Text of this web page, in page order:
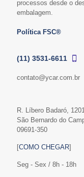
processos desde o
embalagem.
Política FSC®
(11) 3531-6611
contato@ycar.com.br
R. Líbero Badaró,
São Bernardo do
09691-350
[COMO CHEGAR]
Seg - Sex / 8h - 18h